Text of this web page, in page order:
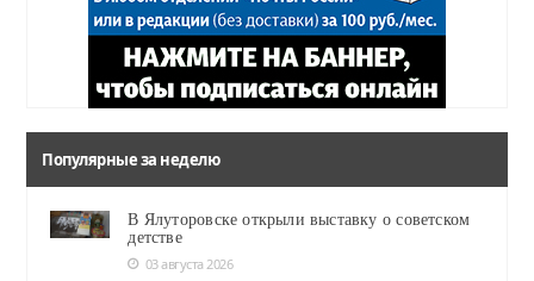
Популярные за неделю
В Ялуторовске открыли выставку о советском
детстве
03 августа 2026